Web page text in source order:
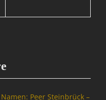
Peer Steinbrück –